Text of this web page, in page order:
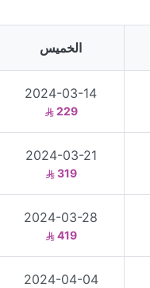
الخميس
2024-03-14
229
2024-03-21
319
2024-03-28
419
2024-04-04